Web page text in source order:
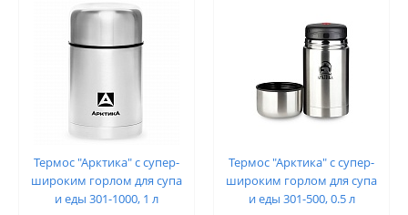
Термос "Арктика" с супер-
широким горлом для супа
и еды 301-1000, 1 л
Термос "Арктика" с супер-
широким горлом для супа
и еды 301-500, 0.5 л